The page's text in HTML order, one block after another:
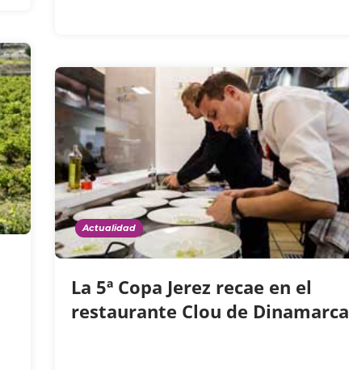
Actualidad
La 5ª Copa Jerez recae en el
restaurante Clou de Dinamarca